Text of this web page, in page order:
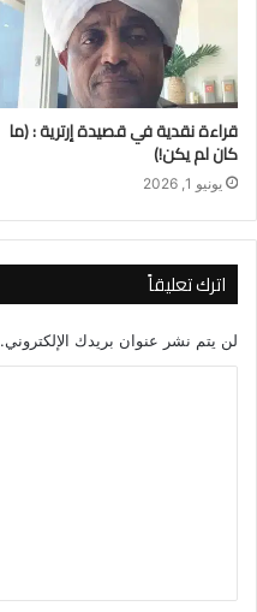
قراءة نقدية في قصيدة إرترية : (ما
كان لم يكن!)
يونيو 1, 2026
اترك تعليقاً
لن يتم نشر عنوان بريدك الإلكتروني.
ق